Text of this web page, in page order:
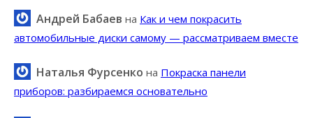
Андрей Бабаев на Как и чем покрасить
автомобильные диски самому — рассматриваем вместе
Наталья Фурсенко на Покраска панели
приборов: разбираемся основательно